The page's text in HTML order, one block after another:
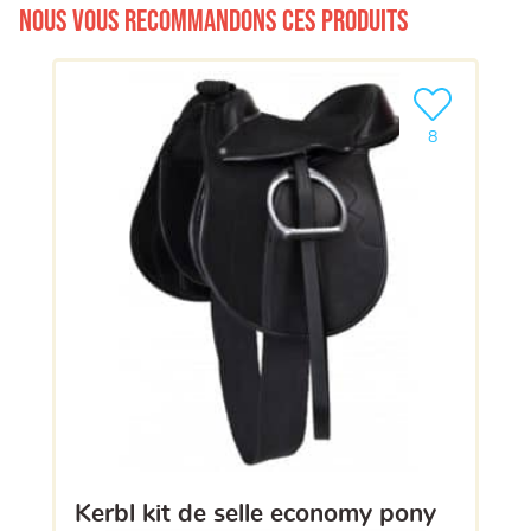
Nous vous recommandons ces produits
kerbl kit de selle economy pony
8
Ajouter le